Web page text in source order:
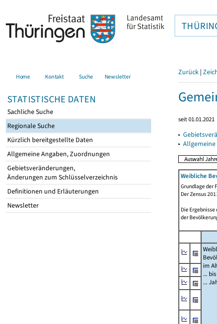
Home Kontakt Suche Newsletter
STATISTISCHE DATEN
Sachliche Suche
Regionale Suche
Kürzlich bereitgestellte Daten
Allgemeine Angaben, Zuordnungen
Gebietsveränderungen,
Änderungen zum Schlüsselverzeichnis
Definitionen und Erläuterungen
Newsletter
Zurück |
seit 01.01.2021
▸
▸
Weibliche
Grundlage der
Der Zensus
Die
der
im
...
...